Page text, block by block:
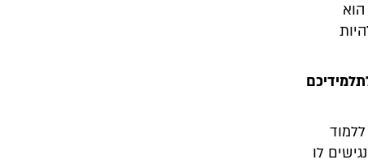
לו